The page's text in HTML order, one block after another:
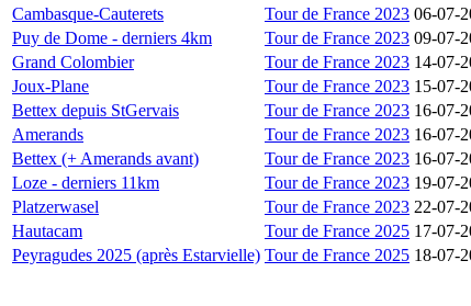
Cambasque-Cauterets
Tour de France 2023 06-07-
Puy de Dome - derniers 4km
Tour de France 2023 09-07-
Grand Colombier
Tour de France 2023 14-07-
Joux-Plane
Tour de France 2023 15-07-
Bettex depuis StGervais
Tour de France 2023 16-07-
Amerands
Tour de France 2023 16-07-
Bettex (+ Amerands avant)
Tour de France 2023 16-07-
Loze - derniers 11km
Tour de France 2023 19-07-
Platzerwasel
Tour de France 2023 22-07-
Hautacam
Tour de France 2025 17-07-
Peyragudes 2025 (après Estarvielle) Tour de France 2025 18-07-